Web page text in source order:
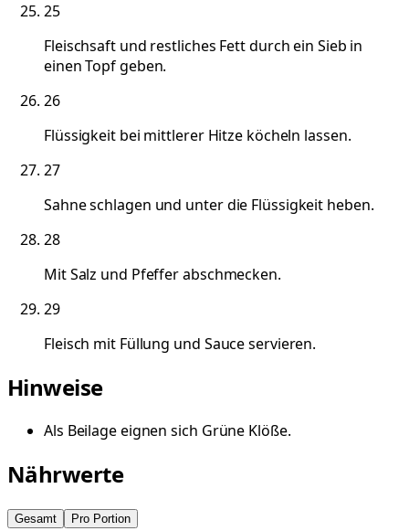
25
Fleischsaft und restliches Fett durch ein Sieb in
einen Topf geben.
26
Flüssigkeit bei mittlerer Hitze köcheln lassen.
27
Sahne schlagen und unter die Flüssigkeit heben.
28
Mit Salz und Pfeffer abschmecken.
29
Fleisch mit Füllung und Sauce servieren.
Hinweise
Als Beilage eignen sich Grüne Klöße.
Nährwerte
Gesamt Pro Portion